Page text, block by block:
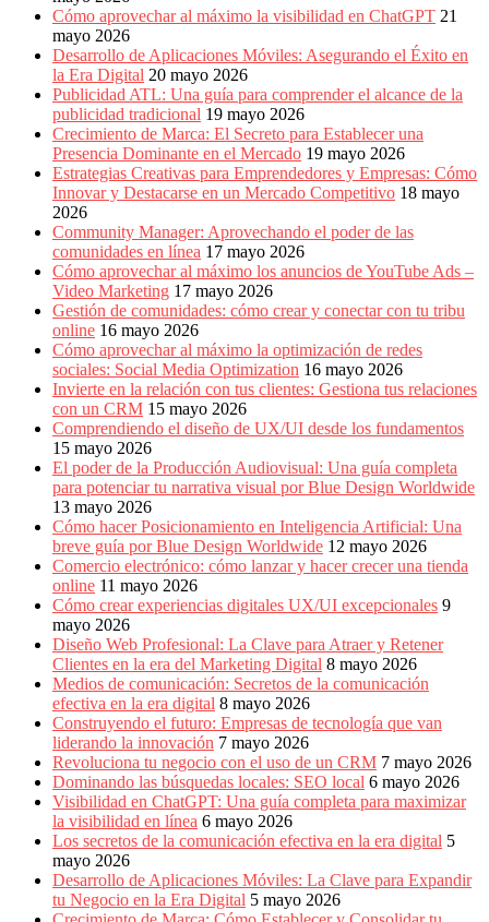
Cómo aprovechar al máximo la visibilidad en ChatGPT 21
mayo 2026
Desarrollo de Aplicaciones Móviles: Asegurando el Éxito en
la Era Digital 20 mayo 2026
Publicidad ATL: Una guía para comprender el alcance de la
publicidad tradicional 19 mayo 2026
Crecimiento de Marca: El Secreto para Establecer una
Presencia Dominante en el Mercado 19 mayo 2026
Estrategias Creativas para Emprendedores y Empresas: Cómo
Innovar y Destacarse en un Mercado Competitivo 18 mayo
2026
Community Manager: Aprovechando el poder de las
comunidades en línea 17 mayo 2026
Cómo aprovechar al máximo los anuncios de YouTube Ads –
Video Marketing 17 mayo 2026
Gestión de comunidades: cómo crear y conectar con tu tribu
online 16 mayo 2026
Cómo aprovechar al máximo la optimización de redes
sociales: Social Media Optimization 16 mayo 2026
Invierte en la relación con tus clientes: Gestiona tus relaciones
con un CRM 15 mayo 2026
Comprendiendo el diseño de UX/UI desde los fundamentos
15 mayo 2026
El poder de la Producción Audiovisual: Una guía completa
para potenciar tu narrativa visual por Blue Design Worldwide
13 mayo 2026
Cómo hacer Posicionamiento en Inteligencia Artificial: Una
breve guía por Blue Design Worldwide 12 mayo 2026
Comercio electrónico: cómo lanzar y hacer crecer una tienda
online 11 mayo 2026
Cómo crear experiencias digitales UX/UI excepcionales 9
mayo 2026
Diseño Web Profesional: La Clave para Atraer y Retener
Clientes en la era del Marketing Digital 8 mayo 2026
Medios de comunicación: Secretos de la comunicación
efectiva en la era digital 8 mayo 2026
Construyendo el futuro: Empresas de tecnología que van
liderando la innovación 7 mayo 2026
Revoluciona tu negocio con el uso de un CRM 7 mayo 2026
Dominando las búsquedas locales: SEO local 6 mayo 2026
Visibilidad en ChatGPT: Una guía completa para maximizar
la visibilidad en línea 6 mayo 2026
Los secretos de la comunicación efectiva en la era digital 5
mayo 2026
Desarrollo de Aplicaciones Móviles: La Clave para Expandir
tu Negocio en la Era Digital 5 mayo 2026